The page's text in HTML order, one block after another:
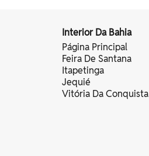
Interior Da Bahia
Página Principal
Feira De Santana
Itapetinga
Jequié
Vitória Da Conquista